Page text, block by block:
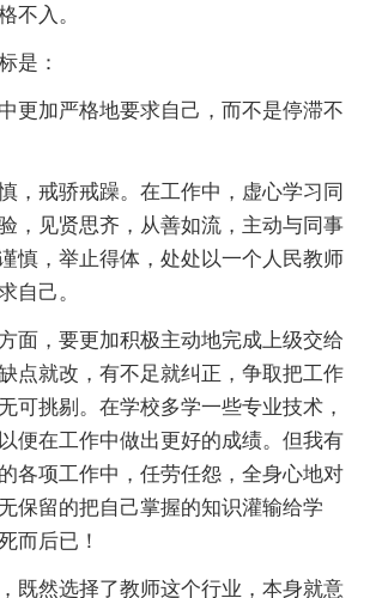
不入。
是：
更加严格地要求自己，而不是停滞不
，戒骄戒躁。在工作中，虚心学习同
，见贤思齐，从善如流，主动与同事
慎，举止得体，处处以一个人民教师
自己。
面，要更加积极主动地完成上级交给
点就改，有不足就纠正，争取把工作
可挑剔。在学校多学一些专业技术，
便在工作中做出更好的成绩。但我有
各项工作中，任劳任怨，全身心地对
保留的把自己掌握的知识灌输给学
而后已！
既然选择了教师这个行业，本身就意